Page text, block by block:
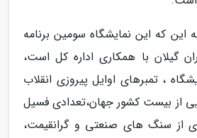
این که این نمایشگاه سومین برنامه
گیلان با همکاری اداره کل است،
، تمبرهای اوایل پیروزی انقلاب
از بیست کشور جهان،تعدادی فسیل
از سنگ های صنعتی و گرانقیمت،